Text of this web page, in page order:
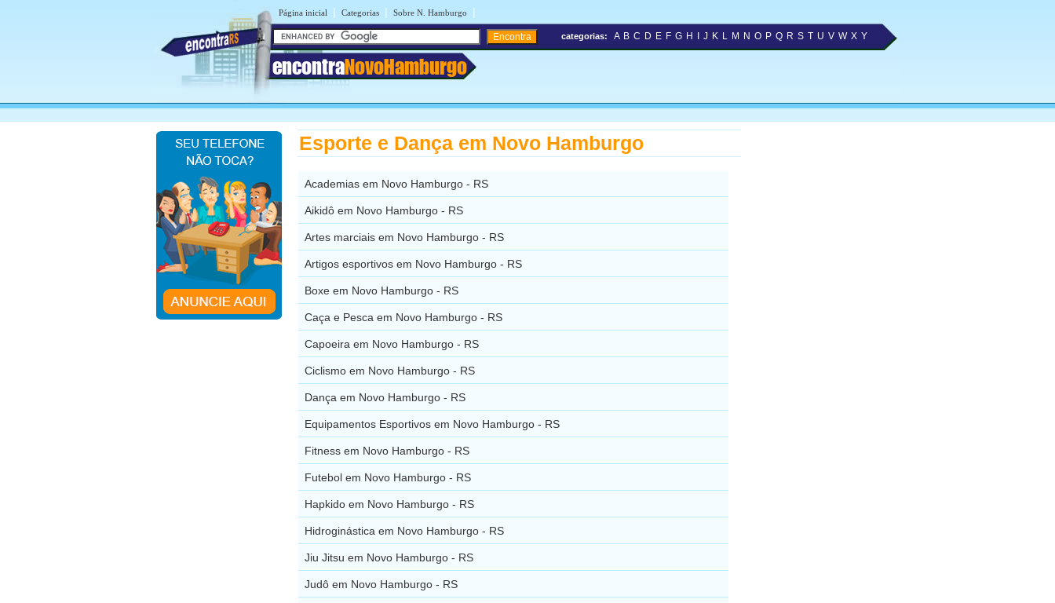
Página inicial | Categorias | Sobre N. Hamburgo |
encontraNovoHamburgo
categorias: A B C D E F G H J K L M N O P Q R S T U V W X Y
Esporte e Dança em Novo Hamburgo
Academias em Novo Hamburgo - RS
Aikidô em Novo Hamburgo - RS
Artes marciais em Novo Hamburgo - RS
Artigos esportivos em Novo Hamburgo - RS
Boxe em Novo Hamburgo - RS
Caça e Pesca em Novo Hamburgo - RS
Capoeira em Novo Hamburgo - RS
Ciclismo em Novo Hamburgo - RS
Dança em Novo Hamburgo - RS
Equipamentos Esportivos em Novo Hamburgo - RS
Fitness em Novo Hamburgo - RS
Futebol em Novo Hamburgo - RS
Hapkido em Novo Hamburgo - RS
Hidroginástica em Novo Hamburgo - RS
Jiu Jitsu em Novo Hamburgo - RS
Judô em Novo Hamburgo - RS